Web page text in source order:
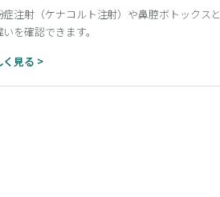
症注射（ケナコルト注射）や鼻腔ボトックスと
いを確認できます。
く見る >